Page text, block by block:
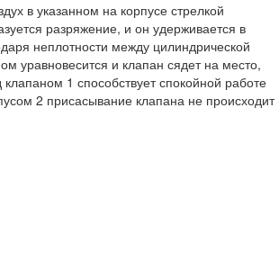
в указанном на корпусе стрелкой
разряжение, и он удерживается в
неплотности между цилиндрической
уравновесится и клапан сядет на место,
1 способствует спокойной работе
2 присасывание клапана не происходит